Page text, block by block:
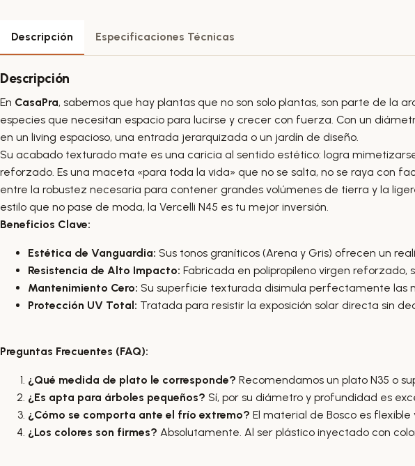
Descripción Especificaciones Técnicas
Descripción
En CasaPra, sabemos que hay plantas que no son solo plantas, son parte de la
especies que necesitan espacio para lucirse y crecer con fuerza. Con un
en un living espacioso, una entrada jerarquizada o un jardín de diseño.
Su acabado texturado mate es una caricia al sentido estético: logra
reforzado. Es una maceta «para toda la vida» que no se salta, no se raya con
entre la robustez necesaria para contener grandes volúmenes de tierra y la
estilo que no pase de moda, la Vercelli N45 es tu mejor inversión.
Beneficios Clave:
Estética de Vanguardia: Sus tonos graníticos (Arena y Gris) ofrecen un
Resistencia de Alto Impacto: Fabricada en polipropileno virgen
Mantenimiento Cero: Su superficie texturada disimula perfectamente las
Protección UV Total: Tratada para resistir la exposición solar directa sin
Preguntas Frecuentes (FAQ):
¿Qué medida de plato le corresponde? Recomendamos un plato N35 o
¿Es apta para árboles pequeños? Sí, por su diámetro y profundidad es
¿Cómo se comporta ante el frío extremo? El material de Bosco es
¿Los colores son firmes? Absolutamente. Al ser plástico inyectado con